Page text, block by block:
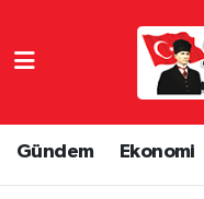
Gündem Ekonomi
Hava Durumu